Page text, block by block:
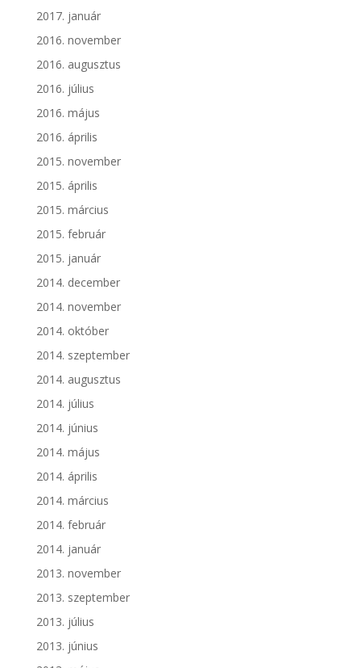
2017. január
2016. november
2016. augusztus
2016. július
2016. május
2016. április
2015. november
2015. április
2015. március
2015. február
2015. január
2014. december
2014. november
2014. október
2014. szeptember
2014. augusztus
2014. július
2014. június
2014. május
2014. április
2014. március
2014. február
2014. január
2013. november
2013. szeptember
2013. július
2013. június